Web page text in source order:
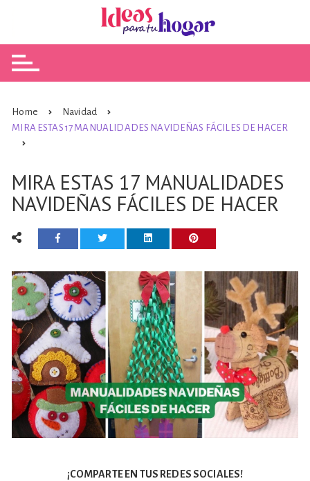
Home
Navidad
MIRA ESTAS 17 MANUALIDADES NAVIDEÑAS FÁCILES DE HACER
MIRA ESTAS 17 MANUALIDADES
NAVIDEÑAS FÁCILES DE HACER
¡COMPARTE EN TUS REDES SOCIALES!